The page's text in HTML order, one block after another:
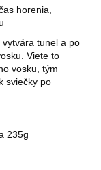
horenia,
tunel a po
Viete to
vosku, tým
sviečky po
235g